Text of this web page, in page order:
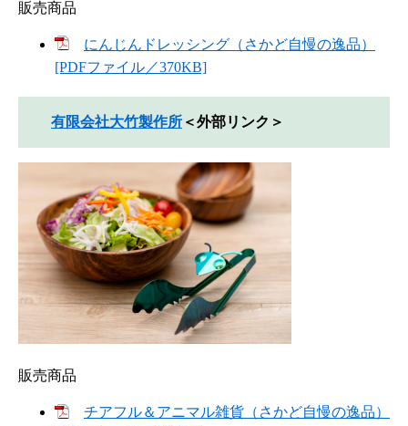
販売商品
にんじんドレッシング（さかど自慢の逸品）
[PDFファイル／370KB]
有限会社大竹製作所 ＜外部リンク＞
販売商品
チアフル＆アニマル雑貨（さかど自慢の逸品）